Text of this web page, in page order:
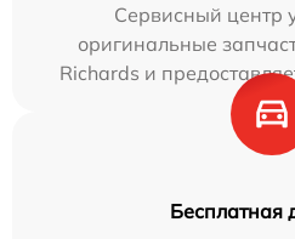
Сервисный центр
оригинальные
Richards и
Бесплатная